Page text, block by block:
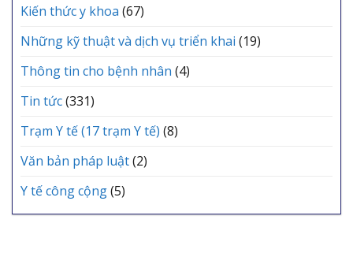
Kiến thức y khoa (67)
Những kỹ thuật và dịch vụ triển khai (19)
Thông tin cho bệnh nhân (4)
Tin tức(331)
Trạm Y tế (17 trạm Y tế) (8)
Văn bản pháp luật(2)
Y tế công cộng(5)